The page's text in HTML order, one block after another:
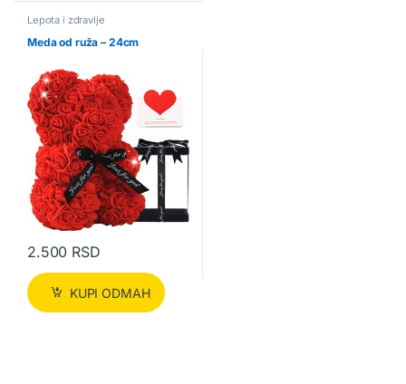
Lepota i zdravlje
Meda od ruža – 24cm
2.500 RSD
KUPI ODMAH